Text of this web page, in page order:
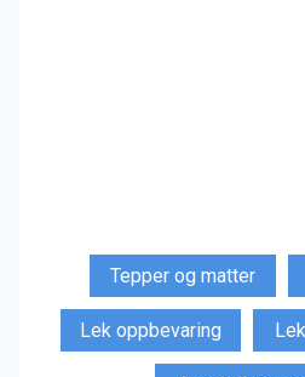
Tepper og matter
Lek oppbevaring